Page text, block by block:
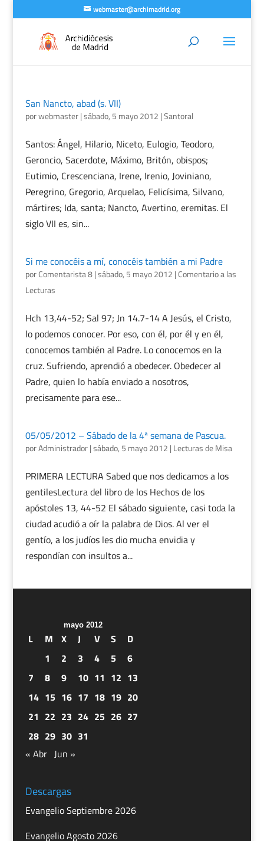
webmaster@archimadrid.org
San Nancto, abad (s. VII)
porwebmaster|sábado, 5 mayo 2012 |Santoral
Santos: Ángel, Hilario, Niceto, Eulogio, Teodoro,
Geroncio, Sacerdote, Máximo, Britón, obispos;
Eutimio, Crescenciana, Irene, Irenio, Joviniano,
Peregrino, Gregorio, Arquelao, Felicísima, Silvano,
mártires; Ida, santa; Nancto, Avertino, eremitas. El
siglo VII es, sin...
Si me conocéis a mí, conocéis también a mi Padre
porComentarista 8|sábado, 5 mayo 2012 |Comentario a las
Lecturas
Hch 13,44-52; Sal 97; Jn 14.7-14 A Jesús, el Cristo,
lo podemos conocer. Por eso, con él, por él y en él,
conocemos también al Padre. Lo conocemos en la
cruz. Sufriendo, aprendió a obedecer. Obedecer al
Padre, quien lo había enviado a nosotros,
precisamente para ese...
05/05/2012 – Sábado de la 4ª semana de Pascua.
porAdministrador|sábado, 5 mayo 2012 | Lecturas de Misa
PRIMERA LECTURA Sabed que nos dedicamos a los
gentilesLectura del libro de los Hechos de los
apóstoles 13, 44-52 El sábado siguiente, casi toda la
ciudad acudió a oír la palabra de Dios. Al ver el
gentío, a los judíos les dio mucha envidia y
respondían con insultos a...
mayo 2012
L M X J V S
D
1
2 3 4 5
6
7
8 9 10 11 12 13
14 15 16 17 18 19 20
21 22 23 24 25 26 27
28 29 30 31
« Abr Jun »
Descargas
Evangelio Septiembre 2026
Evangelio Agosto 2026